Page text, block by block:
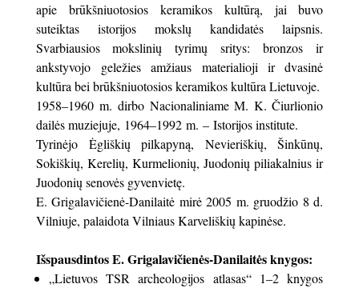
apie brūkšniuotosios keramikos kultūrą, jai buvo
suteiktas istorijos mokslų kandidatės laipsnis.
Svarbiausios mokslinių tyrimų sritys: bronzos ir
ankstyvojo geležies amžiaus materialioji ir dvasinė
kultūra bei brūkšniuotosios keramikos kultūra Lietuvoje.
1958–1960 m. dirbo Nacionaliniame M. K. Čiurlionio
dailės muziejuje, 1964–1992 m. – Istorijos institute.
Tyrinėjo Ėgliškių pilkapyną, Nevieriškių, Šinkūnų,
Sokiškių, Kerelių, Kurmelionių, Juodonių piliakalnius ir
Juodonių senovės gyvenvietę.
E. Grigalavičienė-Danilaitė mirė 2005 m. gruodžio 8 d.
Vilniuje, palaidota Vilniaus Karveliškių kapinėse.
Išspausdintos E. Grigalavičienės-Danilaitės knygos:
„Lietuvos TSR archeologijos atlasas“ 1–2 knygos